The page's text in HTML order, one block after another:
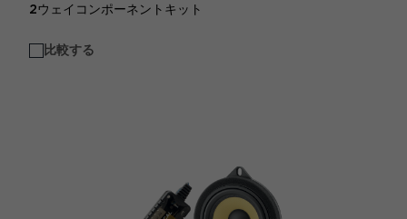
2ウェイコンポーネントキット
比較する